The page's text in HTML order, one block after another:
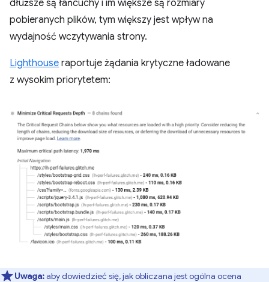
dłuższe są łańcuchy i im większe są rozmiary
pobieranych plików, tym większy jest wpływ na
wydajność wczytywania strony.
Lighthouse raportuje żądania krytyczne ładowane
z wysokim priorytetem:
Uwaga:aby dowiedzieć się, jak obliczana jest ogólna ocena